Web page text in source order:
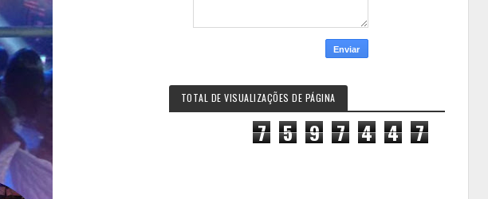
TOTAL DE VISUALIZAÇÕES DE PÁGINA
7 5 9 7 4 4 7